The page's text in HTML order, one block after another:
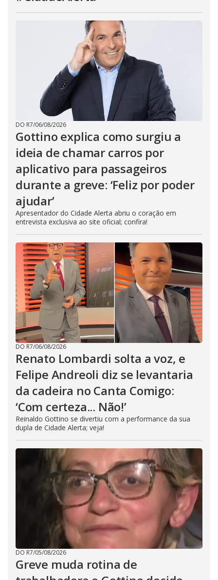
DO R7/06/08/2026
Gottino explica como surgiu a
ideia de chamar carros por
aplicativo para passageiros
durante a greve: ‘Feliz por poder
ajudar’
Apresentador do Cidade Alerta abriu o coração em
entrevista exclusiva ao site oficial; confira!
DO R7/06/08/2026
Renato Lombardi solta a voz, e
Felipe Andreoli diz se levantaria
da cadeira no Canta Comigo:
‘Com certeza... Não!’
Reinaldo Gottino se divertiu com a performance da sua
dupla de Cidade Alerta; veja!
DO R7/05/08/2026
Greve muda rotina de